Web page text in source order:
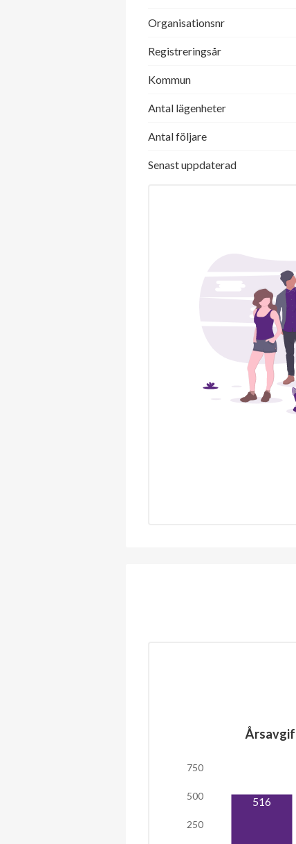
Organisationsnr
Registreringsår
Kommun
Antal lägenheter
Antal följare
Senast uppdaterad
250
500
750
516